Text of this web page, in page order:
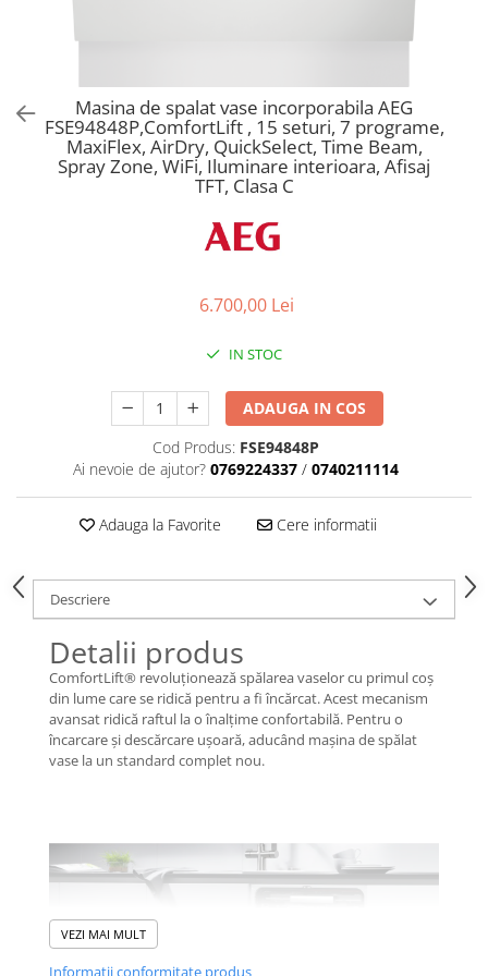
Apiratoare cu sac
Ingrijirea rufelor si a vaselor
Masini de spalat vase
Masini de spalat rufe
Masini de spalat rufe cu uscator
Masina de spalat vase incorporabila AEG
FSE94848P,ComfortLift , 15 seturi, 7 programe,
MaxiFlex, AirDry, QuickSelect, Time Beam,
Spray Zone, WiFi, Iluminare interioara, Afisaj
TFT, Clasa C
6.700,00 Lei
IN STOC
ADAUGA IN COS
Cod Produs: FSE94848P
Ai nevoie de ajutor? 0769224337 / 0740211114
Adauga la Favorite Cere informatii
Descriere
Detalii produs
ComfortLift® revoluţionează spălarea vaselor cu primul coș
din lume care se ridică pentru a fi încărcat. Acest mecanism
avansat ridică raftul la o înalţime confortabilă. Pentru o
încarcare și descărcare ușoară, aducând mașina de spălat
vase la un standard complet nou.
VEZI MAI MULT
Informatii conformitate produs